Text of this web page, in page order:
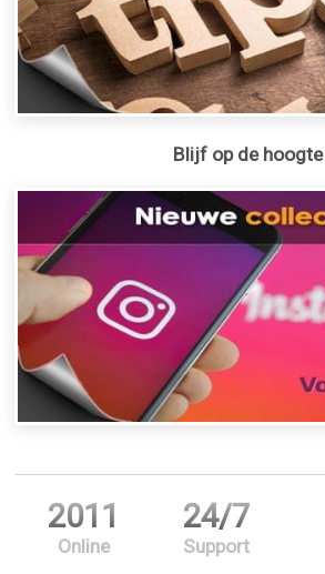
Blijf op de hoogte
2011
Online
24/7
Support